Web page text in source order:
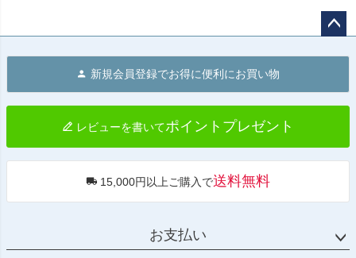
へ
新規会員登録でお得に便利にお買い物
レビューを書いてポイントプレゼント
15,000円以上ご購入で送料無料
お支払い